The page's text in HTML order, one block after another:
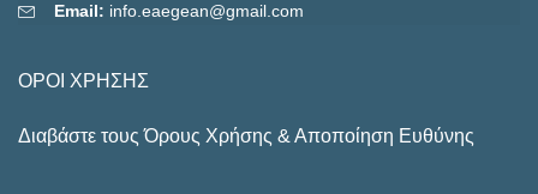
Email: info.eaegean@gmail.com
ΟΡΟΙ ΧΡΗΣΗΣ
Διαβάστε τους Όρους Χρήσης & Αποποίηση Ευθύνης